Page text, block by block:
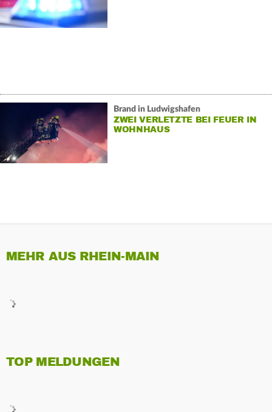
Brand in Ludwigshafen
ZWEI VERLETZTE BEI FEUER IN
WOHNHAUS
MEHR AUS RHEIN-MAIN
TOP MELDUNGEN